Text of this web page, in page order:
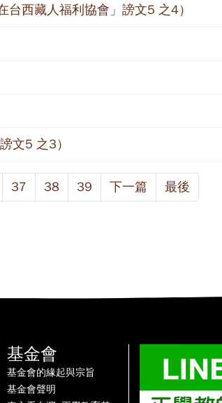
西藏人福利協會」謗文5 之4）
文5 之3）
37 38 39 下一篇 最後
基金會
基金會的緣起與宗旨
基金會聲明